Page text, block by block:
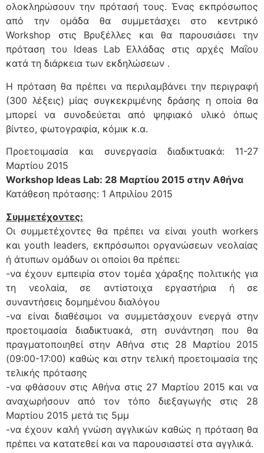
ολοκληρώσουν την πρότασή τους. Ένας εκπρόσωπος
από την ομάδα θα συμμετάσχει στο κεντρικό
Workshop στις Βρυξέλλες και θα παρουσιάσει την
πρόταση του Ideas Lab Ελλάδας στις αρχές Μαΐου
κατά τη διάρκεια των εκδηλώσεων .
Η πρόταση θα πρέπει να περιλαμβάνει την περιγραφή
(300 λέξεις) μίας συγκεκριμένης δράσης η οποία θα
μπορεί να συνοδεύεται από ψηφιακό υλικό όπως
βίντεο, φωτογραφία, κόμικ κ.α.
Προετοιμασία και συνεργασία διαδικτυακά: 11-27
Μαρτίου 2015
Workshop Ideas Lab: 28 Μαρτίου 2015 στην Αθήνα
Κατάθεση πρότασης: 1 Απριλίου 2015
Συμμετέχοντες:
Οι συμμετέχοντες θα πρέπει να είναι youth workers
και youth leaders, εκπρόσωποι οργανώσεων νεολαίας
ή άτυπων ομάδων οι οποίοι θα πρέπει:
-να έχουν εμπειρία στον τομέα χάραξης πολιτικής για
τη νεολαία, σε αντίστοιχα εργαστήρια ή σε
συναντήσεις δομημένου διαλόγου
-να είναι διαθέσιμοι να συμμετάσχουν ενεργά στην
προετοιμασία διαδικτυακά, στη συνάντηση που θα
πραγματοποιηθεί στην Αθήνα στις 28 Μαρτίου 2015
(09:00-17:00) καθώς και στην τελική προετοιμασία της
τελικής πρότασης
-να φθάσουν στις Αθήνα στις 27 Μαρτίου 2015 και να
αναχωρήσουν από τον τόπο διεξαγωγής στις 28
Μαρτίου 2015 μετά τις 5μμ
-να έχουν καλή γνώση αγγλικών καθώς η πρόταση θα
πρέπει να κατατεθεί και να παρουσιαστεί στα αγγλικά.